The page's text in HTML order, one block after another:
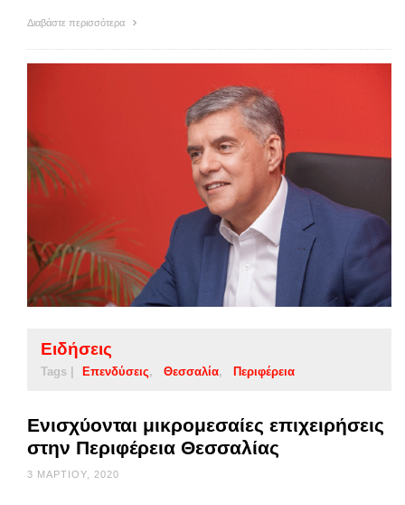
Διαβάστε περισσότερα
Ειδήσεις
Tags | Επενδύσεις Θεσσαλία Περιφέρεια
Ενισχύονται μικρομεσαίες επιχειρήσεις
στην Περιφέρεια Θεσσαλίας
3 ΜΑΡΤΊΟΥ, 2020